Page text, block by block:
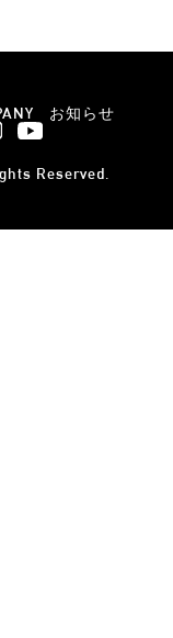
お知らせ
Reserved.